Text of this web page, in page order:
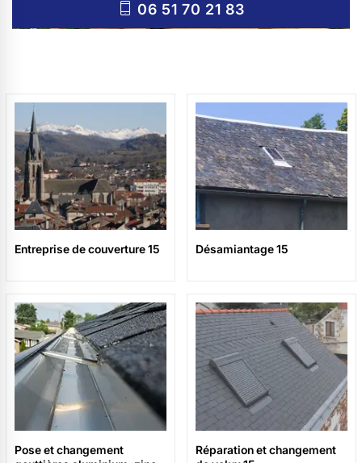
06 51 70 21 83
Entreprise de couverture 15 Désamiantage 15
Pose et changement
Réparation et changement